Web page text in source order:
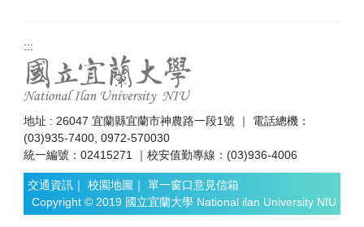
:::
地址 : 26047 宜蘭縣宜蘭市神農路一段1號 ｜ 電話總機：
(03)935-7400, 0972-570030
統一編號：02415271 ｜校安值勤專線：(03)936-4006
交通資訊 ｜ 校園地圖 ｜ 單一窗口意見信箱
Copyright © 2019 國立宜蘭大學 National ilan University NIU